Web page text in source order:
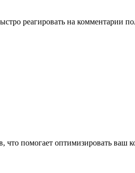
реагировать на комментарии
что помогает оптимизировать ваш